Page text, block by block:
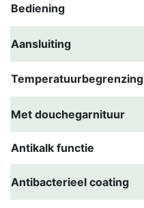
Bediening
Aansluiting
Temperatuurbegrenzing
Met douchegarnituur
Antikalk functie
Antibacterieel coating